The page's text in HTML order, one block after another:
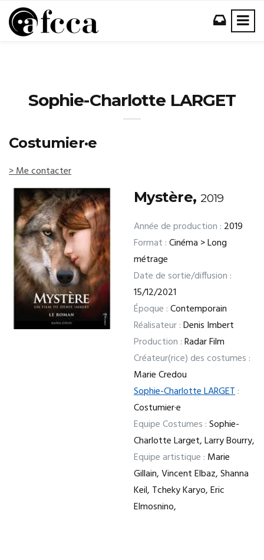
Sophie-Charlotte LARGET
Costumier·e
> Me contacter
Mystère,2019
Année de production : 2019
Format :Cinéma > Long
métrage
Date de sortie/diffusion :
15/12/2021
Époque :Contemporain
Réalisateur :Denis Imbert
Production :Radar Film
Créateur(rice) des costumes :
Marie Credou
Sophie-Charlotte LARGET:
Costumier·e
Equipe Costumes :Sophie-
Charlotte Larget, Larry Bourry,
Equipe artistique : Marie
Gillain, Vincent Elbaz, Shanna
Keil, Tcheky Karyo, Eric
Elmosnino,